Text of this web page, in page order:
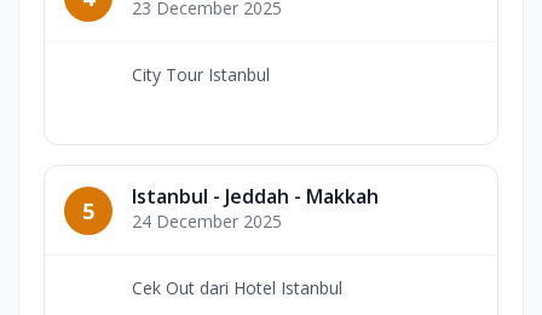
23 December 2025
City Tour Istanbul
5 Istanbul - Jeddah - Makkah
24 December 2025
Cek Out dari Hotel Istanbul